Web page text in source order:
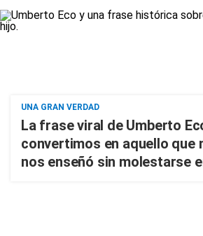
UNA GRAN VERDAD
La frase viral de Umberto
convertimos en aquello que
nos enseñó sin molestarse